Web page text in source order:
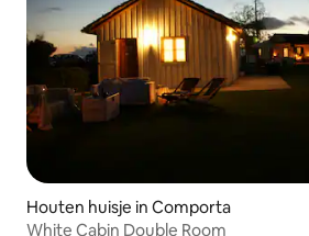
Houten huisje in Comporta
White Cabin Double Room